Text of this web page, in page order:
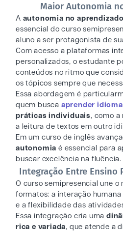
Maior Autonomia
A autonomia no aprendizado
essencial do curso
aluno a ser protagonista de
Com acesso a plataformas
personalizados, o estudante
conteúdos no ritmo que
os tópicos sempre que
Essa abordagem é
quem busca aprender
práticas individuais, como a
a leitura de textos em outro
Em um curso de inglês
autonomia é essencial para
buscar excelência na fluência.
Integração Entre Ensino
O curso semipresencial une o
formatos: a interação
e a flexibilidade das
Essa integração cria uma
rica e variada, que atende a